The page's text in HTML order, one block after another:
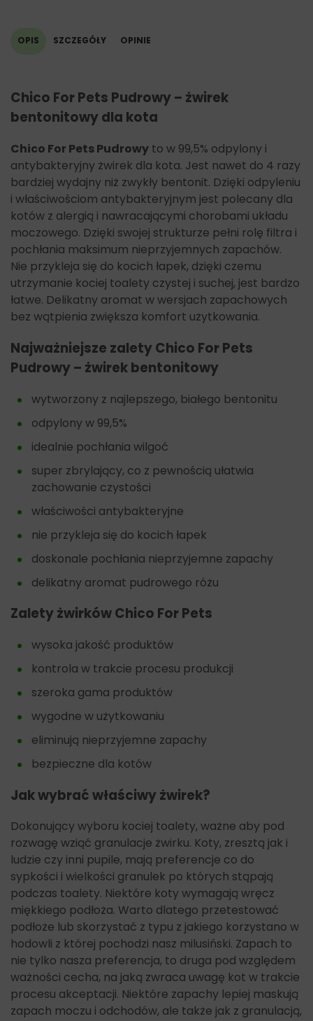
OPIS SZCZEGÓŁY OPINIE
Chico For Pets Pudrowy – żwirek
bentonitowy dla kota
Chico For Pets Pudrowy to w 99,5% odpylony i
antybakteryjny żwirek dla kota. Jest nawet do 4 razy
bardziej wydajny niż zwykły bentonit. Dzięki odpyleniu
i właściwościom antybakteryjnym jest polecany dla
kotów z alergią i nawracającymi chorobami układu
moczowego. Dzięki swojej strukturze pełni rolę filtra i
pochłania maksimum nieprzyjemnych zapachów.
Nie przykleja się do kocich łapek, dzięki czemu
utrzymanie kociej toalety czystej i suchej, jest bardzo
łatwe. Delikatny aromat w wersjach zapachowych
bez wątpienia zwiększa komfort użytkowania.
Najważniejsze zalety Chico For Pets
Pudrowy – żwirek bentonitowy
wytworzony z najlepszego, białego bentonitu
odpylony w 99,5%
idealnie pochłania wilgoć
super zbrylający, co z pewnością ułatwia
zachowanie czystości
właściwości antybakteryjne
nie przykleja się do kocich łapek
doskonale pochłania nieprzyjemne zapachy
delikatny aromat pudrowego różu
Zalety żwirków Chico For Pets
wysoka jakość produktów
kontrola w trakcie procesu produkcji
szeroka gama produktów
wygodne w użytkowaniu
eliminują nieprzyjemne zapachy
bezpieczne dla kotów
Jak wybrać właściwy żwirek?
Dokonujący wyboru kociej toalety, ważne aby pod
rozwagę wziąć granulacje żwirku. Koty, zresztą jak i
ludzie czy inni pupile, mają preferencje co do
sypkości i wielkości granulek po których stąpają
podczas toalety. Niektóre koty wymagają wręcz
miękkiego podłoża. Warto dlatego przetestować
podłoże lub skorzystać z typu z jakiego korzystano w
hodowli z której pochodzi nasz milusiński. Zapach to
nie tylko nasza preferencja, to druga pod względem
ważności cecha, na jaką zwraca uwagę kot w trakcie
procesu akceptacji. Niektóre zapachy lepiej maskują
zapach moczu i odchodów, ale także jak z granulacją,